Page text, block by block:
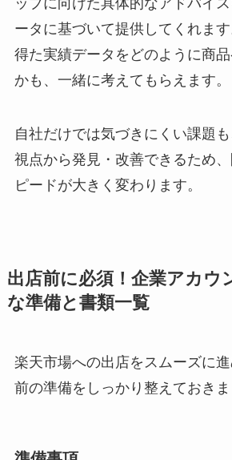
ータに基づいて提供してくれま
得た実績データをどのように商
かも、一緒に考えてもらえます。
自社だけでは気づきにくい課題
視点から発見・改善できるため
ピードが大きく変わります。
出店前に必須！企業アカウ
な準備と書類一覧
楽天市場への出店をスムーズに
前の準備をしっかり整えておきま